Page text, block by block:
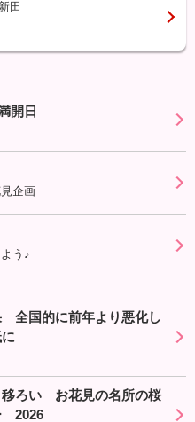
田
開日
企画
う♪
全国的に前年より悪化し
移ろい お花見の名所の桜
2026